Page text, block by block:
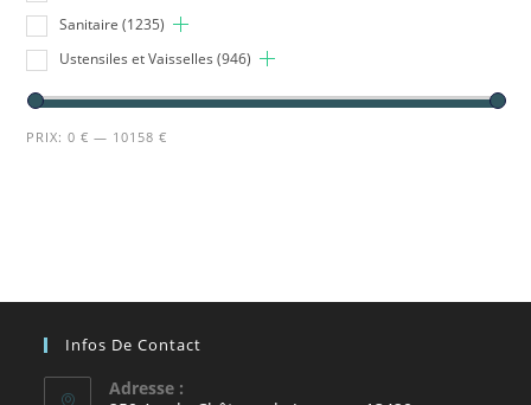
Sanitaire (1235)
Ustensiles et Vaisselles (946)
PRIX:0 € — 10158 €
Infos De Contact
Adresse :